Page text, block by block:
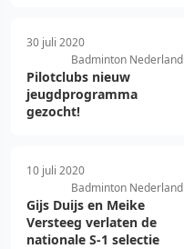
30 juli 2020
Badminton Nederland
Pilotclubs nieuw
jeugdprogramma
gezocht!
10 juli 2020
Badminton Nederland
Gijs Duijs en Meike
Versteeg verlaten de
nationale S-1 selectie